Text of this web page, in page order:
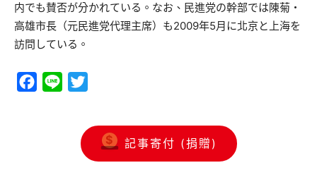
内でも賛否が分かれている。なお、民進党の幹部では陳菊・
高雄市長（元民進党代理主席）も2009年5月に北京と上海を
訪問している。
Facebook
Line
記事寄付 (捐贈)